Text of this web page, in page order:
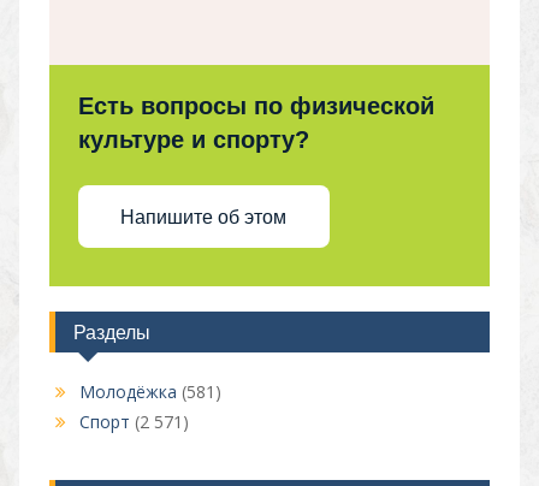
Есть вопросы по физической
культуре и спорту?
Напишите об этом
Разделы
Молодёжка (581)
Спорт (2 571)